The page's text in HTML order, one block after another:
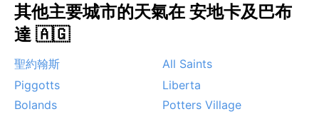
其他主要城市的天氣在 安地卡及巴布
達 🇦🇬
聖約翰斯
All Saints
Piggotts
Liberta
Bolands
Potters Village